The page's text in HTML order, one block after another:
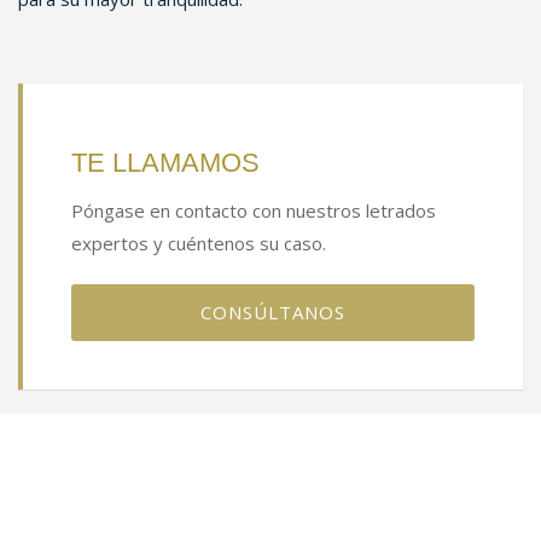
TE LLAMAMOS
Póngase en contacto con nuestros letrados
expertos y cuéntenos su caso.
CONSÚLTANOS